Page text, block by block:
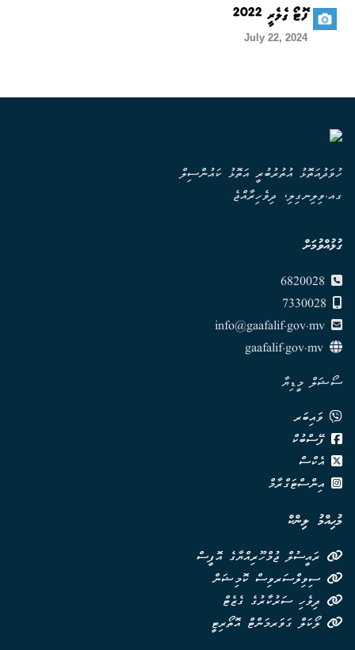
ފޮޓޯ ގެލެރީ 2022
July 22, 2024
ހުވަދުއަތޮޅު އުތުރުބުރީ އަތޮޅު ކައުންސިލް
ގއ.ވިލިނގިލި، ދިވެހިރާއްޖެ
ގުޅުއްވުމަށް
info@gaafalif.gov.mv
ސޯޝަލް މީޑިޔާ
ވައިބަރ
ފޭސްބުކް
އެކްސް
އިންސްޓަގްރާމް
މުޙިއްމު ލިންކް
ރައީސުލް ޖުމްހޫރިއްޔާގެ އޮފީސް
ސިވިލްސަރވިސް ކޮމިޝަން
ދިވެހި ސަރުކާރުގެ ގެޒެޓް
ލޯކަލް ގަވަރމަންޓް އޮތޯރިޓީ